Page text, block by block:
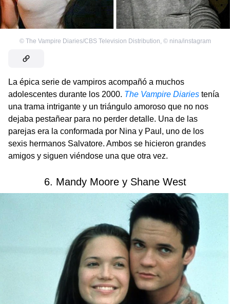
© The Vampire Diaries/CBS Television Distribution, © nina/instagram
La épica serie de vampiros acompañó a muchos
adolescentes durante los 2000. The Vampire Diaries tenía
una trama intrigante y un triángulo amoroso que no nos
dejaba pestañear para no perder detalle. Una de las
parejas era la conformada por Nina y Paul, uno de los
sexis hermanos Salvatore. Ambos se hicieron grandes
amigos y siguen viéndose una que otra vez.
6. Mandy Moore y Shane West